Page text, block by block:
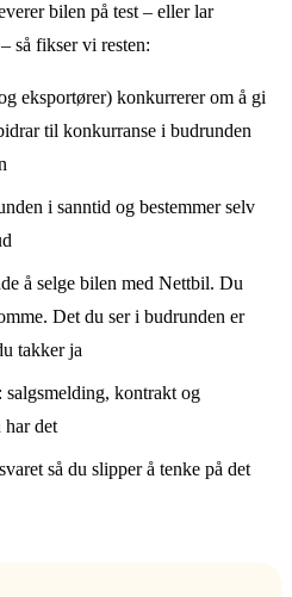
bilen på test – eller lar
så fikser vi resten:
eksportører) konkurrerer om å gi
til konkurranse i budrunden
i sanntid og bestemmer selv
å selge bilen med Nettbil. Du
Det du ser i budrunden er
takker ja
kontrakt og
har det
så du slipper å tenke på det